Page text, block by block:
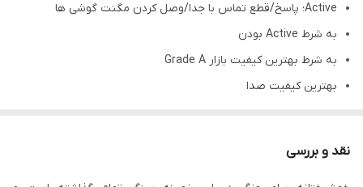
Active؛ پاسخ/قطع تماس با جدا/وصل کردن مگنت گوشی ها
به شرط Active بودن
به شرط بهترین کیفیت بازار Grade A
بهترین کیفیت صدا
باتری بزرگ
نقد و بررسی